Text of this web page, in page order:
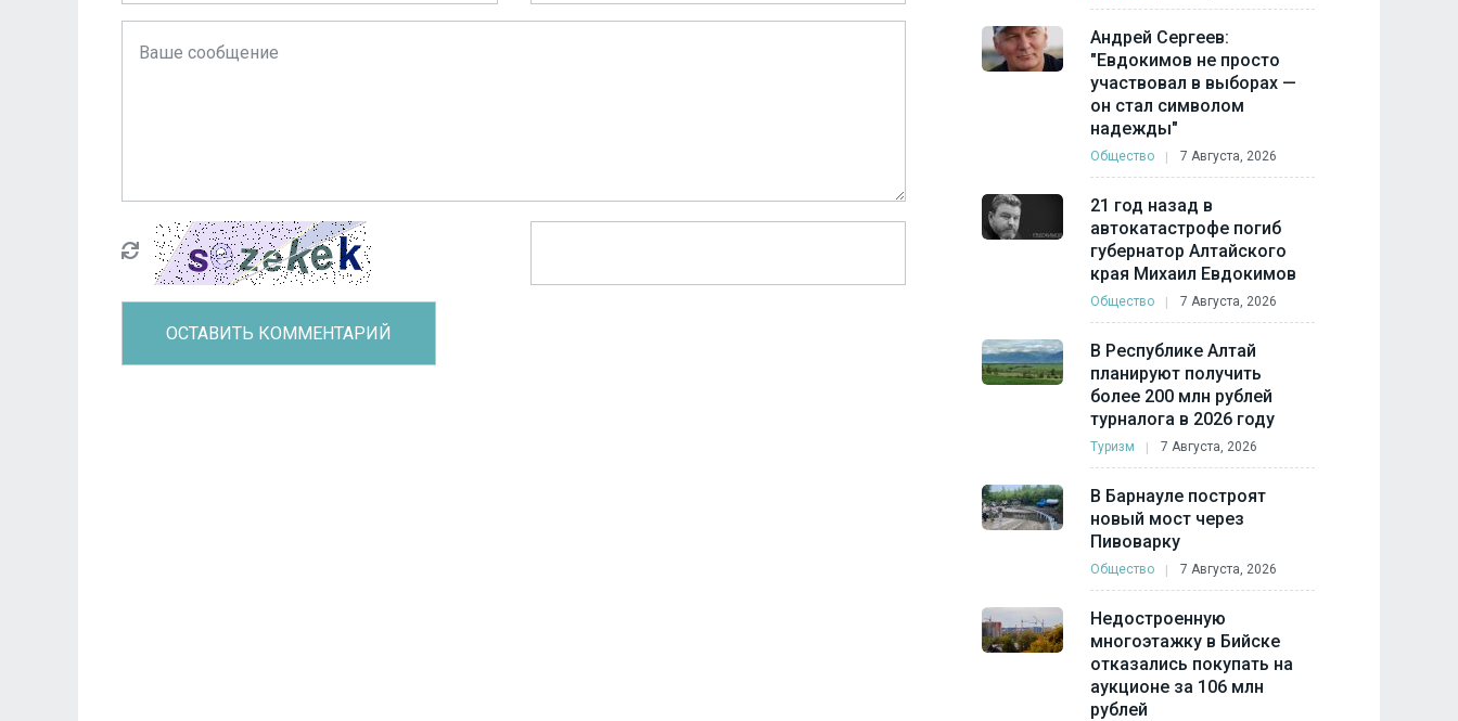
Андрей Сергеев:
"Евдокимов не просто
участвовал в выборах —
он стал символом
надежды"
Общество 7 Августа, 2026
21 год назад в
автокатастрофе погиб
губернатор Алтайского
края Михаил Евдокимов
Общество 7 Августа, 2026
В Республике Алтай
планируют получить
более 200 млн рублей
турналога в 2026 году
Туризм 7 Августа, 2026
В Барнауле построят
новый мост через
Пивоварку
Общество 7 Августа, 2026
Недостроенную
многоэтажку в Бийске
отказались покупать на
аукционе за 106 млн
рублей